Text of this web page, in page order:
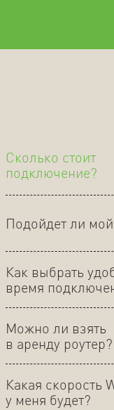
Сколько стоит
подключение?
Подойдет ли
Как выбрать
время
Можно ли взять
в аренду роутер?
Какая скорость
у меня будет?